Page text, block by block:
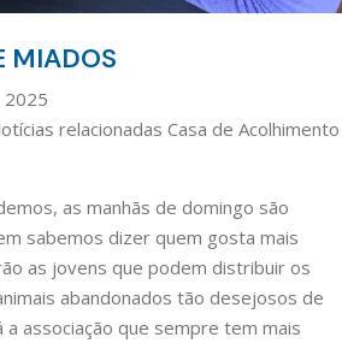
MIADOS
2025
relacionadas Casa de Acolhimento
as manhãs de domingo são
sabemos dizer quem gosta mais
as jovens que podem distribuir os
abandonados tão desejosos de
a associação que sempre tem mais